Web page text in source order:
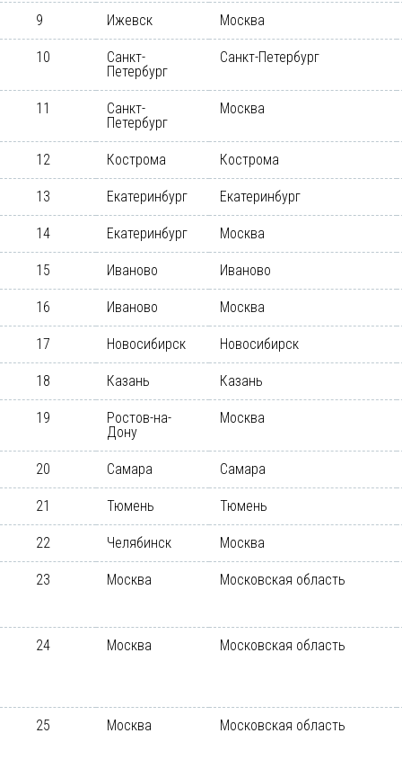
9 Ижевск Москва
10
Санкт-
Петербург
Санкт-Петербург
11
Санкт-
Петербург
Москва
12 Кострома Кострома
13 Екатеринбург Екатеринбург
14 Екатеринбург Москва
15 Иваново Иваново
16 Иваново Москва
17 Новосибирск Новосибирск
18 Казань Казань
19
Ростов-на-
Дону
Москва
20 Самара Самара
21 Тюмень Тюмень
22 Челябинск Москва
23 Москва Московская область
24 Москва Московская область
25 Москва Московская область